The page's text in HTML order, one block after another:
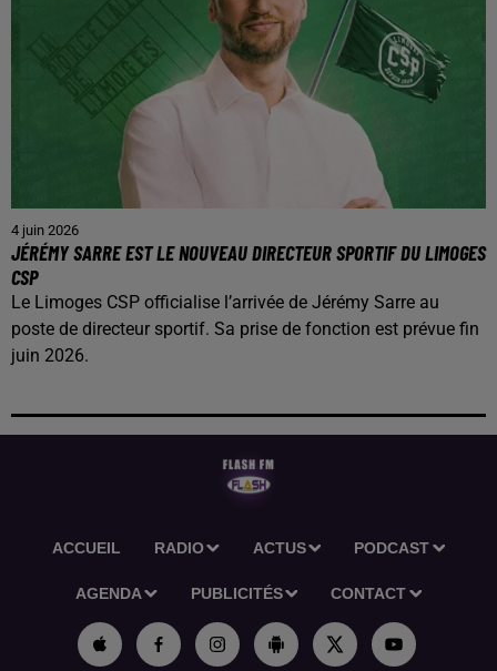
4 juin 2026
JÉRÉMY SARRE EST LE NOUVEAU DIRECTEUR SPORTIF DU LIMOGES
CSP
Le Limoges CSP officialise l’arrivée de Jérémy Sarre au
poste de directeur sportif. Sa prise de fonction est prévue fin
juin 2026.
ACCUEIL RADIO ACTUS PODCAST
AGENDA PUBLICITÉS CONTACT